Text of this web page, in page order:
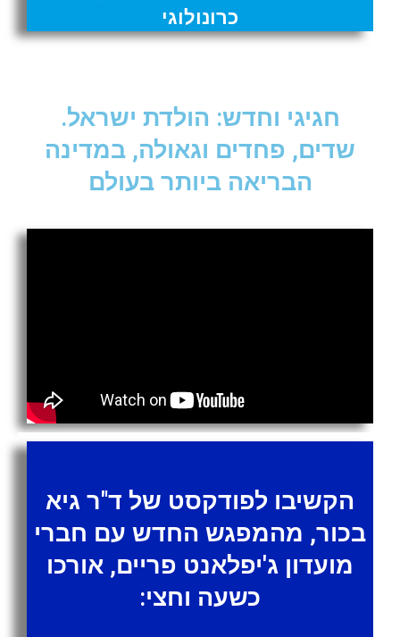
כרונולוגי
חגיגי וחדש: הולדת ישראל.
שדים, פחדים וגאולה, במדינה
הבריאה ביותר בעולם
הקשיבו לפודקסט של ד"ר גיא
בכור, מהמפגש החדש עם חברי
מועדון ג'יפלאנט פריים, אורכו
כשעה וחצי: